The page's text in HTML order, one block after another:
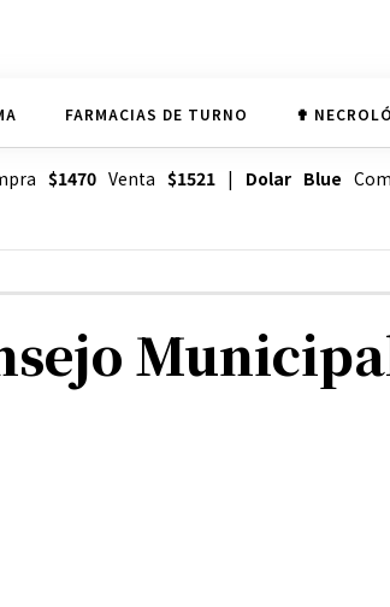
FARMACIAS DE TURNO ✟
$1470Venta $1521| Dolar Blue